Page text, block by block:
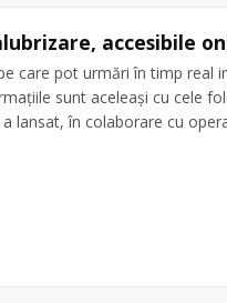
accesibile
care pot urmări în timp real
sunt aceleași cu cele
lansat, în colaborare cu